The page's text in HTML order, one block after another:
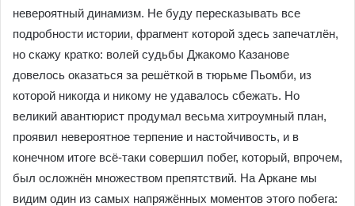
невероятный динамизм. Не буду пересказывать все
подробности истории, фрагмент которой здесь запечатлён,
но скажу кратко: волей судьбы Джакомо Казанове
довелось оказаться за решёткой в тюрьме Пьомби, из
которой никогда и никому не удавалось сбежать. Но
великий авантюрист продумал весьма хитроумный план,
проявил невероятное терпение и настойчивость, и в
конечном итоге всё-таки совершил побег, который, впрочем,
был осложнён множеством препятствий. На Аркане мы
видим один из самых напряжённых моментов этого побега: